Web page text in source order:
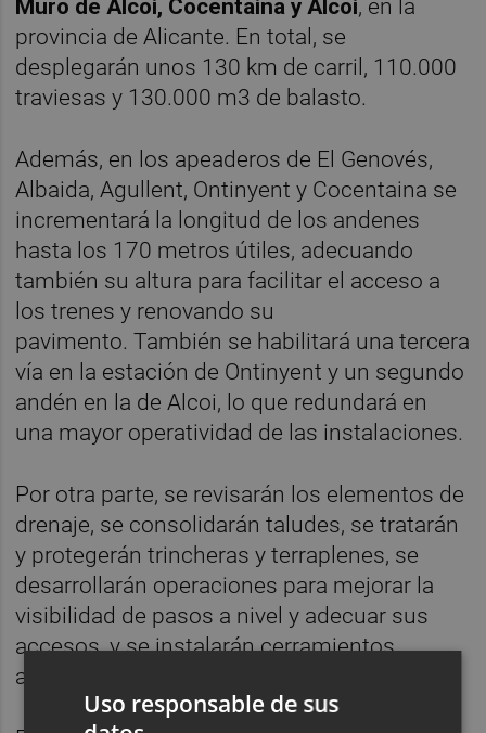
Muro de Alcoi, Cocentaina y Alcoi, en la
provincia de Alicante. En total, se
desplegarán unos 130 km de carril, 110.000
traviesas y 130.000 m3 de balasto.
Además, en los apeaderos de El Genovés,
Albaida, Agullent, Ontinyent y Cocentaina se
incrementará la longitud de los andenes
hasta los 170 metros útiles, adecuando
también su altura para facilitar el acceso a
los trenes y renovando su
pavimento. También se habilitará una tercera
vía en la estación de Ontinyent y un segundo
andén en la de Alcoi, lo que redundará en
una mayor operatividad de las instalaciones.
Por otra parte, se revisarán los elementos de
drenaje, se consolidarán taludes, se tratarán
y protegerán trincheras y terraplenes, se
desarrollarán operaciones para mejorar la
visibilidad de pasos a nivel y adecuar sus
accesos, y se instalarán cerramientos
antivandálicos en pasos superiores.
Uso responsable de sus